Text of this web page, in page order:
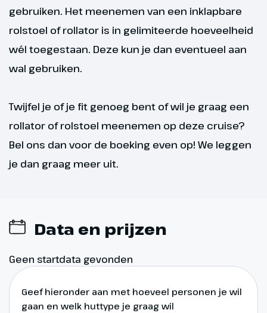
Terwijl het schip terugkeert naar
Nederland, geniet je van een
uitgebreid ontbijt en de laatste
uren aan boord. Het uitzicht
vertrouwde Nederlandse
uiterwaarden en kerktorens.
Rond 11:00 uur meren we aan in
Arnhem. De loopplank wordt
indrukken en warme
herinneringen aan een reis die
cultuur, natuur, historie en
ontspanning zo harmonieus wist
gebruiken. Het meenemen van een inklapbare
rolstoel of rollator is in gelimiteerde hoeveelheid
wél toegestaan. Deze kun je dan eventueel aan
wal gebruiken.
Twijfel je of je fit genoeg bent of wil je graag een
rollator of rolstoel meenemen op deze cruise?
Bel ons dan voor de boeking even op! We leggen
je dan graag meer uit.
Data en prijzen
Geen startdata gevonden
Geef hieronder aan met hoeveel personen je wil
gaan en welk huttype je graag wil